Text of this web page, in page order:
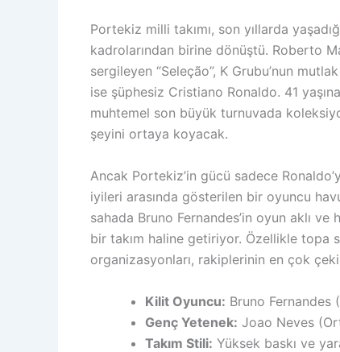
Portekiz milli takımı, son yıllarda
kadrolarından birine dönüştü. Roberto
sergileyen “Seleção”, K Grubu’nun
ise şüphesiz Cristiano Ronaldo. 41
muhtemel son büyük turnuvada
şeyini ortaya koyacak.
Ancak Portekiz’in gücü sadece
iyileri arasında gösterilen bir oyuncu
sahada Bruno Fernandes’in oyun aklı
bir takım haline getiriyor. Özellikle topa
organizasyonları, rakiplerinin en çok
Kilit Oyuncu: Bruno Fernandes
Genç Yetenek: Joao Neves
Takım Stili: Yüksek baskı ve